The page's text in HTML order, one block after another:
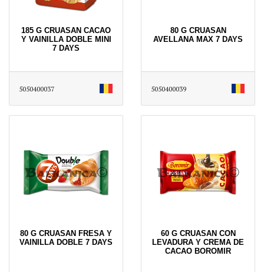
185 G CRUASAN CACAO
Y VAINILLA DOBLE MINI
7 DAYS
5050400037
80 G CRUASAN
AVELLANA MAX 7 DAYS
5050400039
80 G CRUASAN FRESA Y
VAINILLA DOBLE 7 DAYS
60 G CRUASAN CON
LEVADURA Y CREMA DE
CACAO BOROMIR